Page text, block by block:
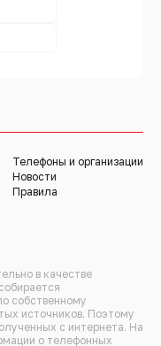
Телефоны и организации
Новости
Правила
в качестве
собственному
источников. Поэтому
с интернета. На
о телефонных